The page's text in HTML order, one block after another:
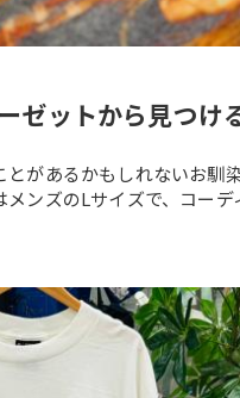
ゼットから見つけ
があるかもしれないお馴
ンズのLサイズで、コー